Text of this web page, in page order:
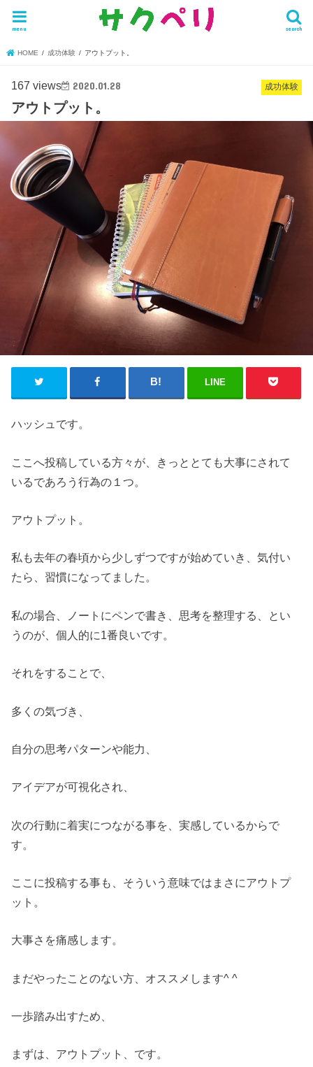
search
menu
HOME 成功体験 アウトプット。
成功体験
167 views 2020.01.28
アウトプット。
LINE
ハッシュです。
ここへ投稿している方々が、きっととても大事にされて
いるであろう行為の１つ。
アウトプット。
私も去年の春頃から少しずつですが始めていき、気付い
たら、習慣になってました。
私の場合、ノートにペンで書き、思考を整理する、とい
うのが、個人的に1番良いです。
それをすることで、
多くの気づき、
自分の思考パターンや能力、
アイデアが可視化され、
次の行動に着実につながる事を、実感しているからで
す。
ここに投稿する事も、そういう意味ではまさにアウトプ
ット。
大事さを痛感します。
まだやったことのない方、オススメします^ ^
一歩踏み出すため、
まずは、アウトプット、です。